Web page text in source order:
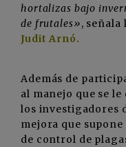
hortalizas bajo
de frutales», señala
Judit Arnó.
Además de
al manejo que se
los investigadores
mejora que
de control de